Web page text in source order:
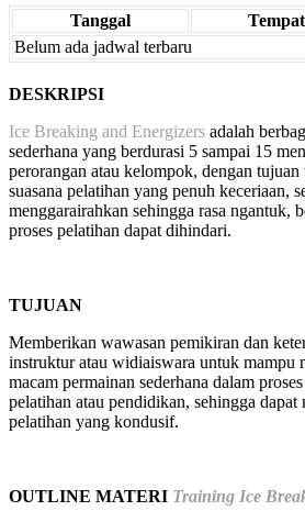
Tanggal Tempat
Belum ada jadwal terbaru
DESKRIPSI
Ice Breaking and Energizers adalah
sederhana yang berdurasi 5 sampai 15
perorangan atau kelompok, dengan
suasana pelatihan yang penuh keceriaan,
menggarairahkan sehingga rasa ngantuk,
proses pelatihan dapat dihindari.
TUJUAN
Memberikan wawasan pemikiran dan
instruktur atau widiaiswara untuk mampu
macam permainan sederhana dalam
pelatihan atau pendidikan, sehingga dapat
pelatihan yang kondusif.
OUTLINE MATERI Training Ice